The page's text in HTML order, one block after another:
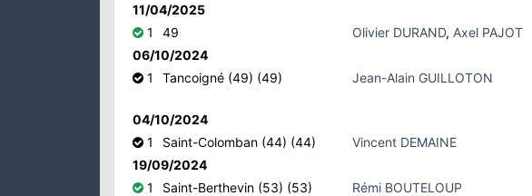
11/04/2025
1
49 Olivier DURAND, Axel PAJOT
06/10/2024
1
Tancoigné (49) (49) Jean-Alain GUILLOTON
04/10/2024
1
Saint-Colomban (44) (44)
Vincent DEMAINE
19/09/2024
1
Saint-Berthevin (53) (53)
Rémi BOUTELOUP